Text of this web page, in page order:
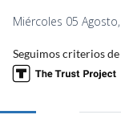
Miércoles 05
Seguimos criterios de